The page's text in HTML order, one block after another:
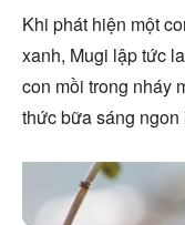
Khi phát hiện một
xanh, Mugi lập tức
con mồi trong nháy
thức bữa sáng ngon